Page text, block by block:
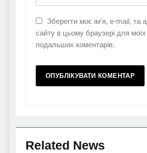
Зберегти моє ім'я, e-mail, та
сайту в цьому браузері для моїх
подальших коментарів.
Related News